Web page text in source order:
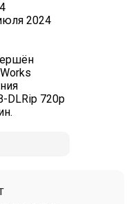
2024
Works
DLRip 720p